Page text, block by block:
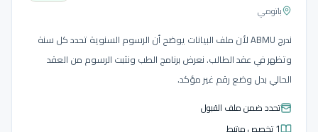
باتومي
ندرج ABMU لأن ملف البيانات يوضح أن الرسوم السنوية تحدد كل سنة
وتظهر في عقد الطالب. نعرض برنامج الطب ونثبت الرسوم من العقد
الحالي بدل وضع رقم غير مؤكد.
تحدد ضمن ملف القبول
1 تخصص مرتبط